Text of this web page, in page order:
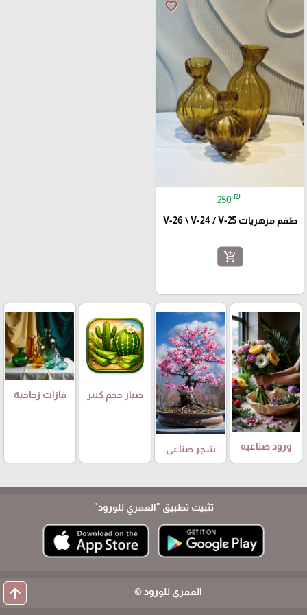
favorite_border
250 ₪
طقم مزهريات V-26 \ V-24 / V-25
add_shopping_cart
ورود صناعيه شجر صناعي
صبار حجم كبير فازات زجاجية
تثبيت تطبيق "العمري للورود"
العمري للورود © arrow_upward